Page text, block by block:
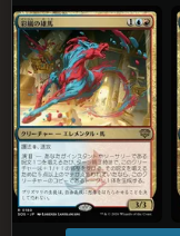
彩(さい)嵐(らん)の雄(お)馬(うま)